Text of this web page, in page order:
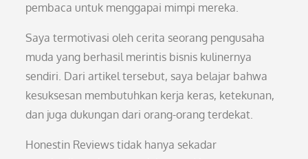
pembaca untuk menggapai mimpi mereka.
Saya termotivasi oleh cerita seorang pengusaha
muda yang berhasil merintis bisnis kulinernya
sendiri. Dari artikel tersebut, saya belajar bahwa
kesuksesan membutuhkan kerja keras, ketekunan,
dan juga dukungan dari orang-orang terdekat.
Honestin Reviews tidak hanya sekadar